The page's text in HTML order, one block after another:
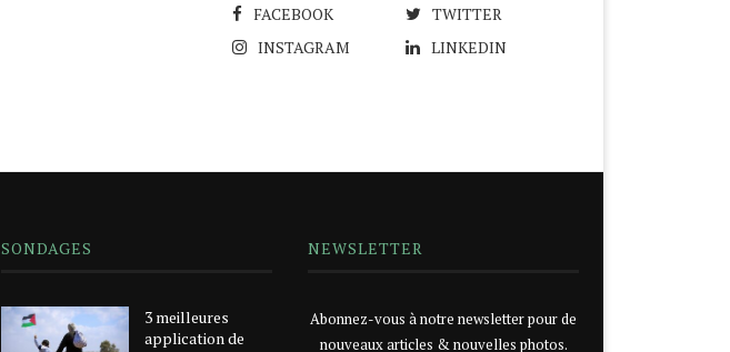
FACEBOOK
TWITTER
INSTAGRAM
LINKEDIN
SONDAGES
3 meilleures
application de
NEWSLETTER
Abonnez-vous à notre newsletter pour de
nouveaux articles & nouvelles photos.